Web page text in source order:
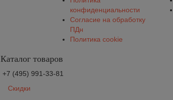
конфиденциальности
Согласие на обработку
ПДн
Политика cookie
Каталог товаров
+7 (495) 991-33-81
Скидки